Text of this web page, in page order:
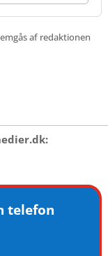
af redaktionen
telefon